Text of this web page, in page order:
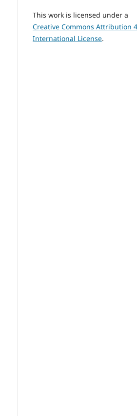
This work is licensed under a
Creative Commons Attribution
International License.